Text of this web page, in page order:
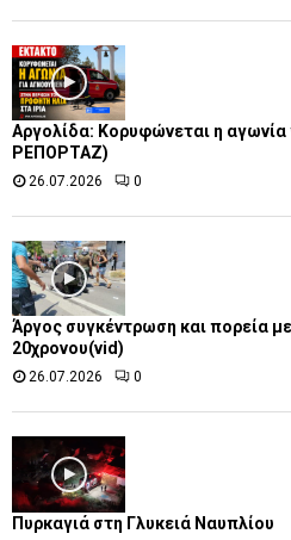
Αργολίδα: Κορυφώνεται η αγωνία
ΡΕΠΟΡΤΑΖ)
26.07.2026 0
Άργος συγκέντρωση και πορεία
20χρονου(vid)
26.07.2026 0
Πυρκαγιά στη Γλυκειά Ναυπλίου